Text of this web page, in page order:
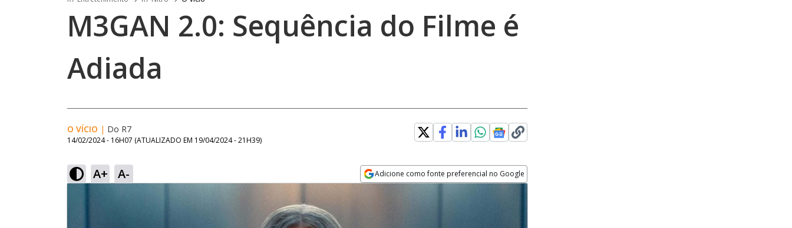
M3GAN 2.0: Sequência do Filme é
Adiada
O VÍCIO | Do R7
14/02/2024 - 16H07 (ATUALIZADO EM 19/04/2024 - 21H39)
A+ A- Adicione como fonte preferencial no Google